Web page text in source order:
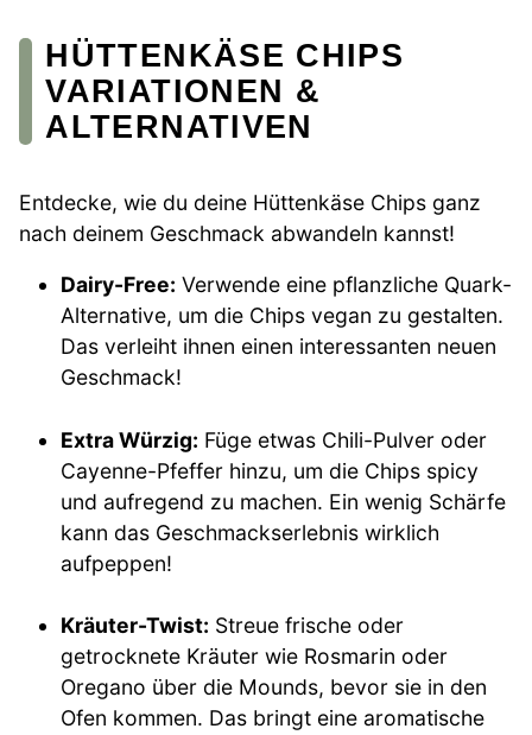
HÜTTENKÄSE CHIPS
VARIATIONEN &
ALTERNATIVEN
Entdecke, wie du deine Hüttenkäse Chips ganz
nach deinem Geschmack abwandeln kannst!
Dairy-Free: Verwende eine pflanzliche Quark-
Alternative, um die Chips vegan zu gestalten.
Das verleiht ihnen einen interessanten neuen
Geschmack!
Extra Würzig: Füge etwas Chili-Pulver oder
Cayenne-Pfeffer hinzu, um die Chips spicy
und aufregend zu machen. Ein wenig Schärfe
kann das Geschmackserlebnis wirklich
aufpeppen!
Kräuter-Twist: Streue frische oder
getrocknete Kräuter wie Rosmarin oder
Oregano über die Mounds, bevor sie in den
Ofen kommen. Das bringt eine aromatische